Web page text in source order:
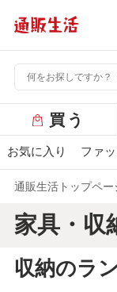
ー
バ
買う
お気に入り ファ
通販生活トップペー
家具・収
収納のラ